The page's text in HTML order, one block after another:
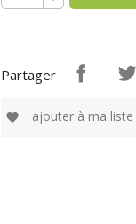
Partager
favorite ajouter à ma liste